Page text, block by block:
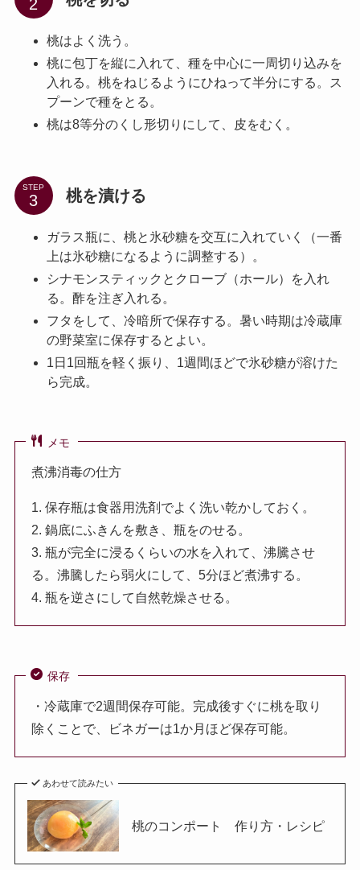
桃はよく洗う。
桃に包丁を縦に入れて、種を中心に一周切り込みを
入れる。桃をねじるようにひねって半分にする。ス
プーンで種をとる。
桃は8等分のくし形切りにして、皮をむく。
STEP 桃を漬ける
ガラス瓶に、桃と氷砂糖を交互に入れていく（一番
上は氷砂糖になるように調整する）。
シナモンスティックとクローブ（ホール）を入れ
る。酢を注ぎ入れる。
フタをして、冷暗所で保存する。暑い時期は冷蔵庫
の野菜室に保存するとよい。
1日1回瓶を軽く振り、1週間ほどで氷砂糖が溶けた
ら完成。
メモ
煮沸消毒の仕方
1. 保存瓶は食器用洗剤でよく洗い乾かしておく。
2. 鍋底にふきんを敷き、瓶をのせる。
3. 瓶が完全に浸るくらいの水を入れて、沸騰させ
る。沸騰したら弱火にして、5分ほど煮沸する。
4. 瓶を逆さにして自然乾燥させる。
保存
・冷蔵庫で2週間保存可能。完成後すぐに桃を取り
除くことで、ビネガーは1か月ほど保存可能。
あわせて読みたい
桃のコンポート 作り方・レシピ